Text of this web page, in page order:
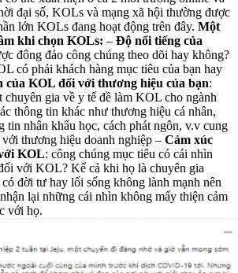
đại số, KOLs và mạng xã hội thường được
lớn KOLs đang hoạt động trên đây. Một
khi chọn KOLs: – Độ nổi tiếng của
đông đảo công chúng theo dõi hay không?
có phải khách hàng mục tiêu của bạn hay
của KOL đối với thương hiệu của bạn:
chuyên gia về y tế đề làm KOL cho ngành
thông tin khác như thương hiệu cá nhân,
tin nhân khẩu học, cách phát ngôn, v.v cung
thương hiệu doanh nghiệp – Cảm xúc
KOL: công chúng mục tiêu có cái nhìn
với KOL? Kể cả khi họ là chuyên gia
đời tư hay lối sống không lành mạnh nên
lại những cái nhìn không mấy thiện cảm
với họ.